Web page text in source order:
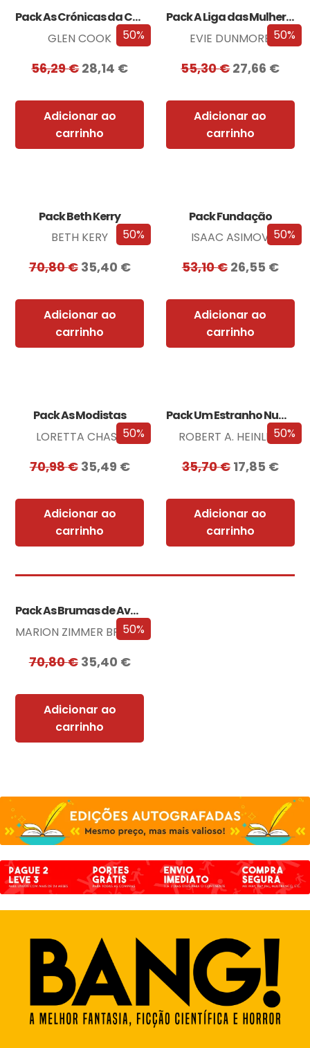
50%
Pack As Crónicas da Companhia Negra
GLEN COOK
56,29€28,14 €
Adicionar ao
carrinho
50%
Pack A Liga das Mulheres Extraordinárias
EVIE DUNMORE
55,30€27,66 €
Adicionar ao
carrinho
50%
Pack Beth Kerry
BETH KERY
70,80€ 35,40 €
Adicionar ao
carrinho
50%
Pack Fundação
ISAAC ASIMOV
53,10€ 26,55 €
Adicionar ao
carrinho
50%
Pack As Modistas
LORETTA CHASE
70,98€ 35,49 €
Adicionar ao
carrinho
50%
Pack Um Estranho Numa Terra Estranha
ROBERT A. HEINLEIN
35,70€ 17,85 €
Adicionar ao
carrinho
50%
Pack As Brumas de Avalon
MARION ZIMMER BRADLEY
70,80€ 35,40 €
Adicionar ao
carrinho